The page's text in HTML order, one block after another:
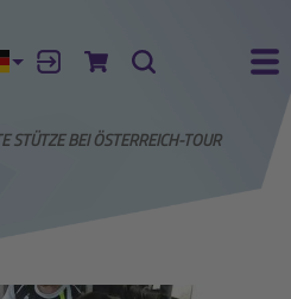
Aktuelle Sprache:
AnmeldenZum Warenkorb
Suche
STÜTZE BEI ÖSTERREICH-TOUR